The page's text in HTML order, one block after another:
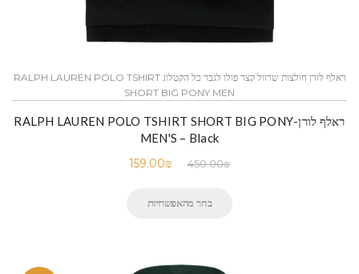
ראלף לורן חולצות שרוול קצר פולו לגבר כל הקטלוג RALPH LAUREN POLO TSHIRT
SHORT BIG PONY MEN
ראלף לורן-RALPH LAUREN POLO TSHIRT SHORT BIG PONY
MEN'S – Black
450.00₪
159.00₪
בחר מהאפשרויות